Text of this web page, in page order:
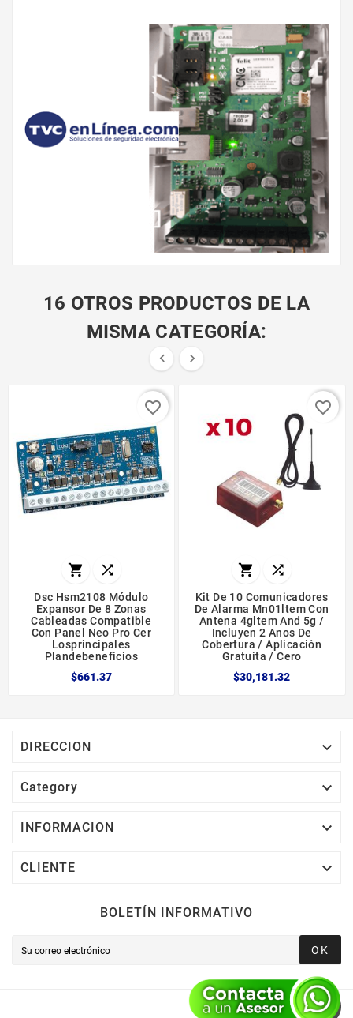
16 OTROS PRODUCTOS DE LA
MISMA CATEGORÍA:
 
 
Dsc Hsm2108 Módulo
Expansor De 8 Zonas
Cableadas Compatible
Con Panel Neo Pro Cer
Losprincipales
Plandebeneficios
$661.37
favorite_border
 
Kit De 10 Comunicadores
De Alarma Mn01ltem Con
Antena 4gltem And 5g /
Incluyen 2 Anos De
Cobertura / Aplicación
Gratuita / Cero
$30,181.32
favorite_border
DIRECCION 
Category 
INFORMACION 
CLIENTE 
BOLETÍN INFORMATIVO
OK